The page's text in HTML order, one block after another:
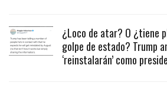
¿Loco de atar? O ¿tiene
golpe de estado? Trump
‘reinstalarán’ como